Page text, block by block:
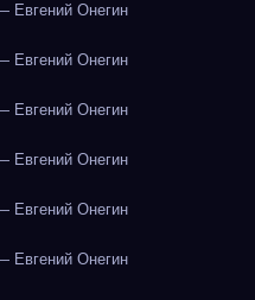
Евгений Онегин
Евгений Онегин
Евгений Онегин
Евгений Онегин
Евгений Онегин
Евгений Онегин